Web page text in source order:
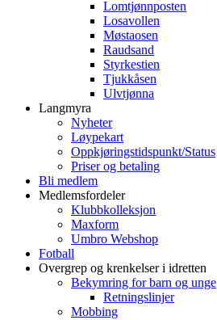
Lomtjønnposten
Losavollen
Møstaosen
Raudsand
Styrkestien
Tjukkåsen
Ulvtjønna
Langmyra
Nyheter
Løypekart
Oppkjøringstidspunkt/Status
Priser og betaling
Bli medlem
Medlemsfordeler
Klubbkolleksjon
Maxform
Umbro Webshop
Fotball
Overgrep og krenkelser i idretten
Bekymring for barn og unge
Retningslinjer
Mobbing